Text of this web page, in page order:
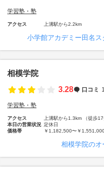
学習塾・塾
アクセス 上溝駅から2.2km
小学館アカデミー田名
相模学院
3.28
口コミ
学習塾・塾
アクセス
上溝駅から1.3km （徒歩17
本日の営業状況 定休日
価格帯
￥1,182,500〜￥
相模学院のオ